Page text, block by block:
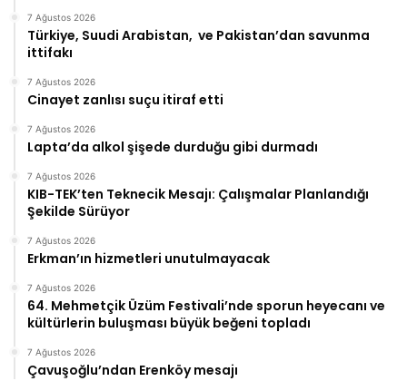
7 Ağustos 2026
Türkiye, Suudi Arabistan, ve Pakistan’dan savunma
ittifakı
7 Ağustos 2026
Cinayet zanlısı suçu itiraf etti
7 Ağustos 2026
Lapta’da alkol şişede durduğu gibi durmadı
7 Ağustos 2026
KIB-TEK’ten Teknecik Mesajı: Çalışmalar Planlandığı
Şekilde Sürüyor
7 Ağustos 2026
Erkman’ın hizmetleri unutulmayacak
7 Ağustos 2026
64. Mehmetçik Üzüm Festivali’nde sporun heyecanı ve
kültürlerin buluşması büyük beğeni topladı
7 Ağustos 2026
Çavuşoğlu’ndan Erenköy mesajı